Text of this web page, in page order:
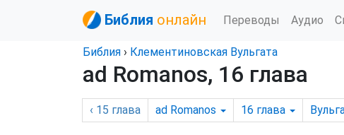
Библия онлайн Переводы Аудио
Библия › Клементиновская Вульгата
ad Romanos, 16 глава
‹ 15 глава ad Romanos 16 глава